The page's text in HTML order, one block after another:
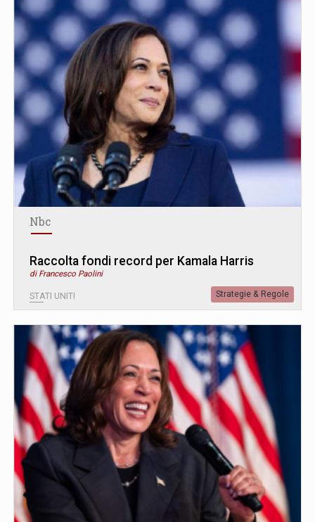
Nbc
Raccolta fondi record per Kamala Harris
di Francesco Paolini
STATI UNITI Strategie & Regole